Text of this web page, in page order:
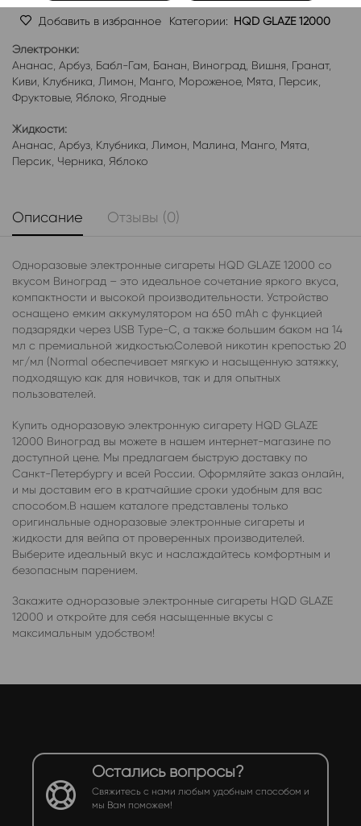
Добавить в избранное Категории: HQD GLAZE 12000
Электронки:
Ананас Арбуз Бабл-Гам Банан Виноград Вишня Гранат,
Киви Клубника Лимон Манго Мороженое, Мята Персик
Фруктовые, Яблоко Ягодные
Жидкости:
Ананас Арбуз Клубника Лимон Малина Манго Мята
Персик Черника Яблоко
Описание Отзывы (0)
Одноразовые электронные сигареты HQD GLAZE 12000 со
вкусом Виноград – это идеальное сочетание яркого вкуса,
компактности и высокой производительности. Устройство
оснащено емким аккумулятором на 650 mAh с функцией
подзарядки через USB Type-C, а также большим баком на 14
мл с премиальной жидкостью.Солевой никотин крепостью 20
мг/мл (Normal обеспечивает мягкую и насыщенную затяжку,
подходящую как для новичков, так и для опытных
пользователей.
Купить одноразовую электронную сигарету HQD GLAZE
12000 Виноград вы можете в нашем интернет-магазине по
доступной цене. Мы предлагаем быструю доставку по
Санкт-Петербургу и всей России. Оформляйте заказ онлайн,
и мы доставим его в кратчайшие сроки удобным для вас
способом.В нашем каталоге представлены только
оригинальные одноразовые электронные сигареты и
жидкости для вейпа от проверенных производителей.
Выберите идеальный вкус и наслаждайтесь комфортным и
безопасным парением.
Закажите одноразовые электронные сигареты HQD GLAZE
12000 и откройте для себя насыщенные вкусы с
максимальным удобством!
Остались вопросы?
Свяжитесь с нами любым удобным способом и
мы Вам поможем!